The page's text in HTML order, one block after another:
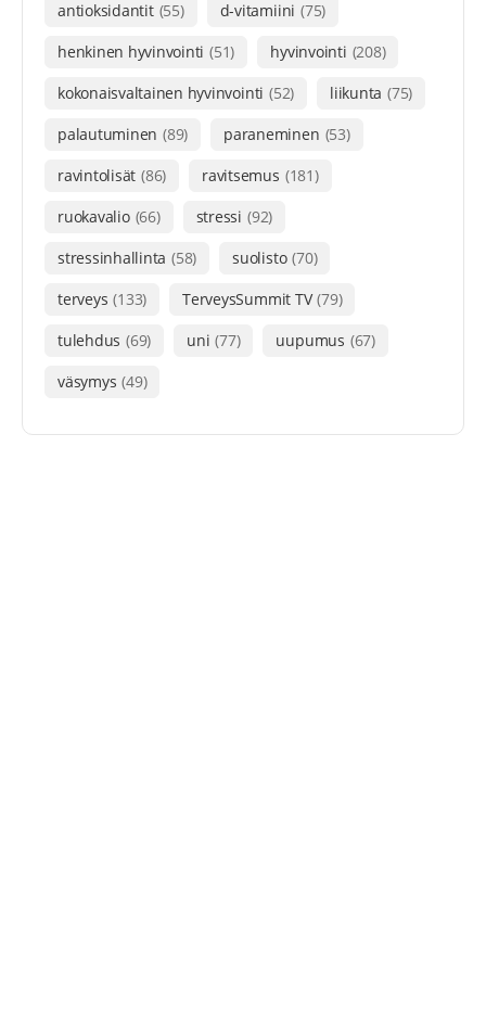
antioksidantit (55) d-vitamiini (75)
henkinen hyvinvointi (51) hyvinvointi (208)
kokonaisvaltainen hyvinvointi (52) liikunta (75)
palautuminen (89) paraneminen (53)
ravintolisät (86) ravitsemus (181)
ruokavalio (66) stressi (92)
stressinhallinta (58) suolisto (70)
terveys (133) TerveysSummit TV (79)
tulehdus (69) uni (77) uupumus (67)
väsymys (49)